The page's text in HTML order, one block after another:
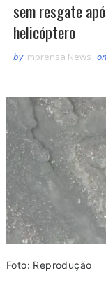
sem resgate
helicóptero
by Imprensa News on
Foto: Reprodução